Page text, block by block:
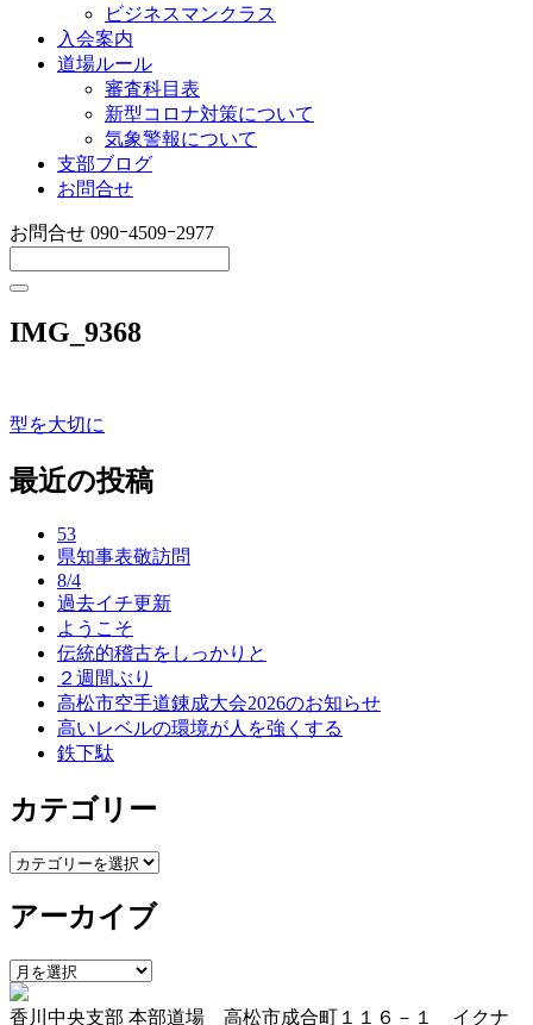
ビジネスマンクラス
入会案内
道場ルール
審査科目表
新型コロナ対策について
気象警報について
支部ブログ
お問合せ
お問合せ 090ｰ4509ｰ2977
IMG_9368
投
稿
型を大切に
最近の投稿
53
県知事表敬訪問
8/4
過去イチ更新
ようこそ
伝統的稽古をしっかりと
２週間ぶり
高松市空手道錬成大会2026のお知らせ
高いレベルの環境が人を強くする
鉄下駄
カテゴリー
カ
ゴ
ー
アーカイブ
ア
ー
カ
香川中央支部 本部道場 高松市成合町１１６－１ イクナ